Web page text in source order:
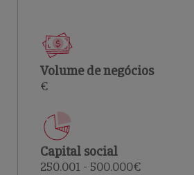
Volume de negócios
€
Capital social
250.001 - 500.000€